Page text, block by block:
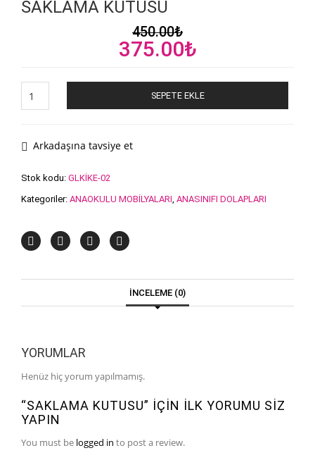
SAKLAMA KUTUSU
450.00₺
Orijinal
450.00₺.
375.00₺Şu
fiyat:
375.00₺.
Kutusu
SEPETE EKLE
Arkadaşına tavsiye et
Stok kodu: GLKİKE-02
Kategoriler: ANAOKULU MOBİLYALARI ANASINIFI DOLAPLARI
İNCELEME (0)
YORUMLAR
Henüz hiç yorum yapılmamış.
“SAKLAMA KUTUSU” IÇIN ILK YORUMU SIZ
YAPIN
You must be logged in to post a review.